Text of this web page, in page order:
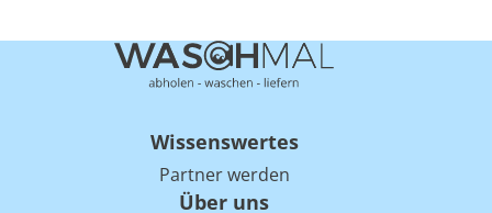
Wissenswertes
Partner werden
Über uns